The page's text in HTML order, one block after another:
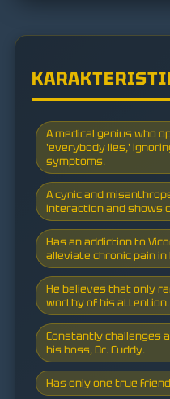
A medical genius who
'everybody lies,'
symptoms.
A cynic and
interaction and shows
Has an addiction to
alleviate chronic pain in
He believes that only
worthy of his attention.
Constantly challenges
his boss, Dr. Cuddy.
Has only one true